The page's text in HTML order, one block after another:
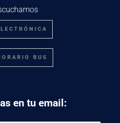
BUS
en tu email: